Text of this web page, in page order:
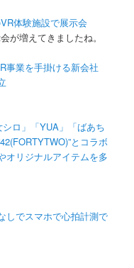
体験施設で展示会
が増えてきましたね。
事業を手掛ける新会社
ロ」「YUA」「ばあち
とコラボ
オリジナルアイテムを多
しでスマホで心拍計測で